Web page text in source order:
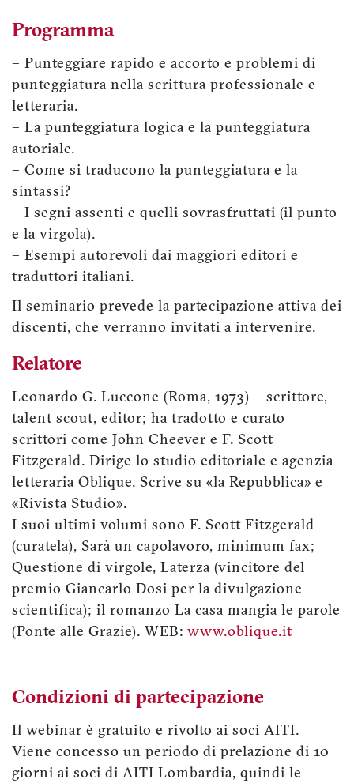
Programma
– Punteggiare rapido e accorto e problemi di
punteggiatura nella scrittura professionale e
letteraria.
– La punteggiatura logica e la punteggiatura
autoriale.
– Come si traducono la punteggiatura e la
sintassi?
– I segni assenti e quelli sovrasfruttati (il punto
e la virgola).
– Esempi autorevoli dai maggiori editori e
traduttori italiani.
Il seminario prevede la partecipazione attiva dei
discenti, che verranno invitati a intervenire.
Relatore
Leonardo G. Luccone (Roma, 1973) – scrittore,
talent scout, editor; ha tradotto e curato
scrittori come John Cheever e F. Scott
Fitzgerald. Dirige lo studio editoriale e agenzia
letteraria Oblique. Scrive su «la Repubblica» e
«Rivista Studio».
I suoi ultimi volumi sono F. Scott Fitzgerald
(curatela), Sarà un capolavoro, minimum fax;
Questione di virgole, Laterza (vincitore del
premio Giancarlo Dosi per la divulgazione
scientifica); il romanzo La casa mangia le parole
(Ponte alle Grazie). WEB: www.oblique.it
Condizioni di partecipazione
Il webinar è gratuito e rivolto ai soci AITI.
Viene concesso un periodo di prelazione di 10
giorni ai soci di AITI Lombardia, quindi le